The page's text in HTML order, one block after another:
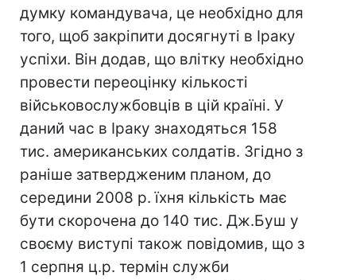
думку командувача, це необхідно для
того, щоб закріпити досягнуті в Іраку
успіхи. Він додав, що влітку необхідно
провести переоцінку кількості
військовослужбовців в цій країні. У
даний час в Іраку знаходяться 158
тис. американських солдатів. Згідно з
раніше затвердженим планом, до
середини 2008 р. їхня кількість має
бути скорочена до 140 тис. Дж.Буш у
своєму виступі також повідомив, що з
1 серпня ц.р. термін служби